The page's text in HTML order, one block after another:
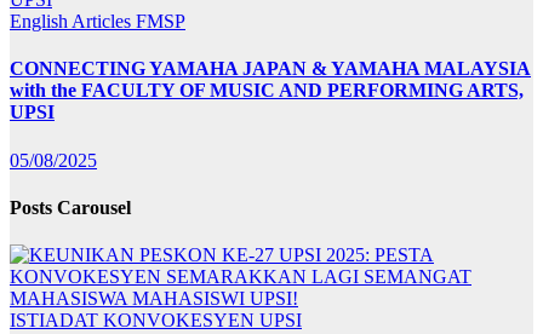
English Articles FMSP
CONNECTING YAMAHA JAPAN & YAMAHA MALAYSIA
with the FACULTY OF MUSIC AND PERFORMING ARTS,
UPSI
05/08/2025
Posts Carousel
ISTIADAT KONVOKESYEN UPSI